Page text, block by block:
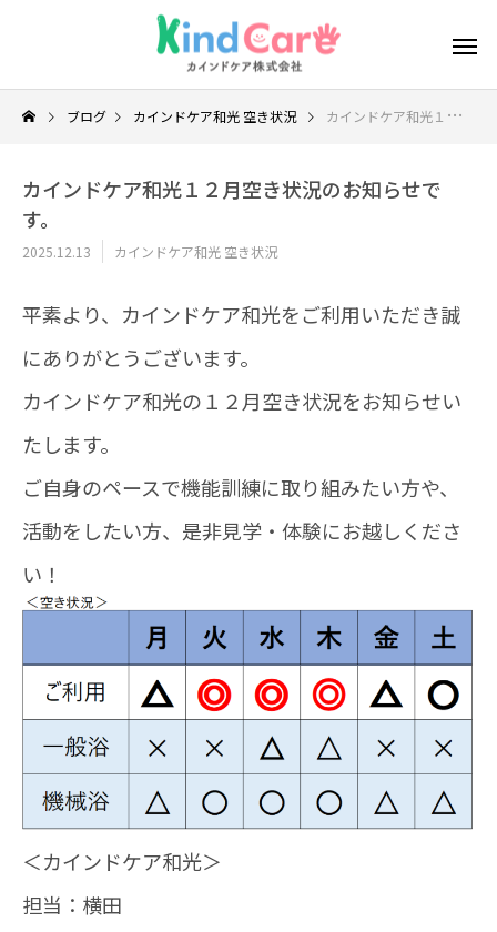
ブログ カインドケア和光 空き状況 カインドケア和光１２月空き状況のお知らせです。
カインドケア和光１２月空き状況のお知らせで
す。
2025.12.13 カインドケア和光 空き状況
平素より、カインドケア和光をご利用いただき誠
にありがとうございます。
カインドケア和光の１２月空き状況をお知らせい
たします。
ご自身のペースで機能訓練に取り組みたい方や、
活動をしたい方、是非見学・体験にお越しくださ
い！
＜カインドケア和光＞
担当：横田